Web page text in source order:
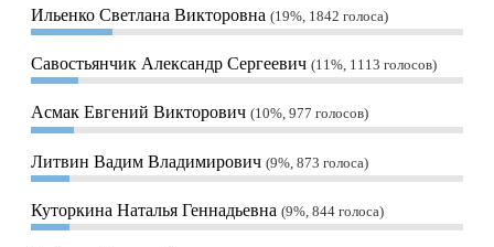
Ильенко Светлана Викторовна 19%, 1842 голоса
Савостьянчик Александр Сергеевич 11%, 1113 голосов
Асмак Евгений Викторович 10%, 977 голосов
Литвин Вадим Владимирович 9%, 873 голоса
Куторкина Наталья Геннадьевна 9%, 844 голоса